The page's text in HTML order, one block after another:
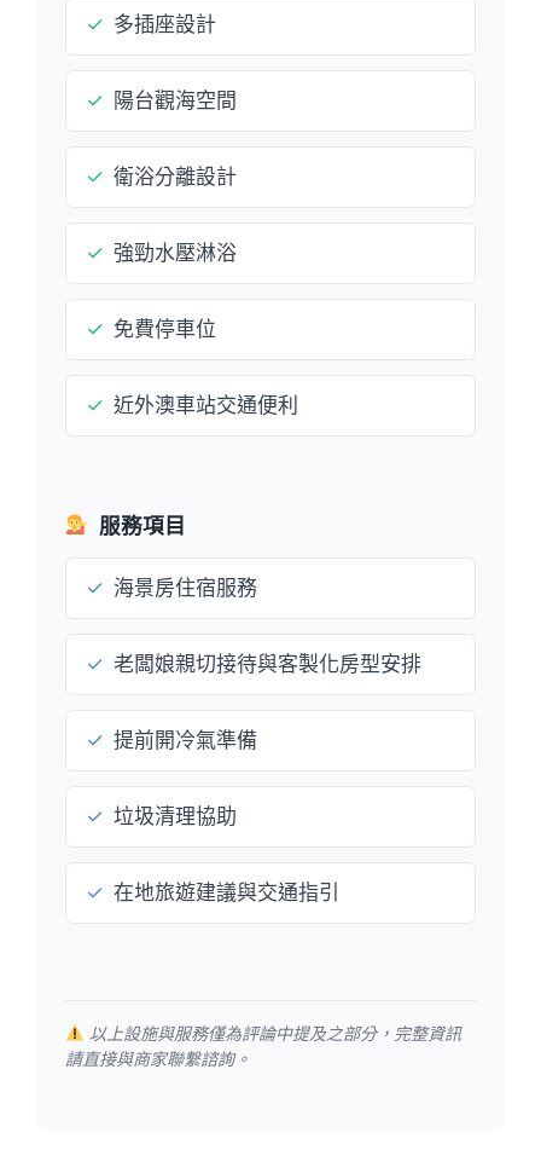
✓ 多插座設計
✓ 陽台觀海空間
✓ 衛浴分離設計
✓ 強勁水壓淋浴
✓ 免費停車位
✓ 近外澳車站交通便利
服務項目
✓ 海景房住宿服務
✓ 老闆娘親切接待與客製化房型安排
✓ 提前開冷氣準備
✓ 垃圾清理協助
✓ 在地旅遊建議與交通指引
以上設施與服務僅為評論中提及之部分，完整資訊
請直接與商家聯繫諮詢。